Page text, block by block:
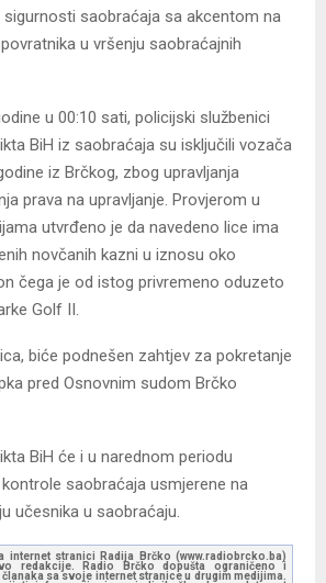
saobraćaja sa akcentom na
u vršenju saobraćajnih
u 00:10 sati, policijski službenici
BiH iz saobraćaja su isključili vozača
iz Brčkog, zbog upravljanja
prava na upravljanje. Provjerom u
utvrđeno je da navedeno lice ima
novčanih kazni u iznosu oko
čega je od istog privremeno oduzeto
Golf II.
biće podnešen zahtjev za pokretanje
pred Osnovnim sudom Brčko
BiH će i u narednom periodu
saobraćaja usmjerene na
učesnika u saobraćaju.
internet stranici Radija Brčko (www.radiobrcko.ba)
redakcije. Radio Brčko dopušta ograničeno i
sa svoje internet stranice u drugim medijima.